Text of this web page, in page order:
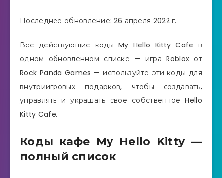
Последнее обновление: 26 апреля 2022 г.
Все действующие коды My Hello Kitty Cafe в
одном обновленном списке — игра Roblox от
Rock Panda Games — используйте эти коды для
внутриигровых подарков, чтобы создавать,
управлять и украшать свое собственное Hello
Kitty Cafe.
Коды кафе My Hello Kitty —
полный список